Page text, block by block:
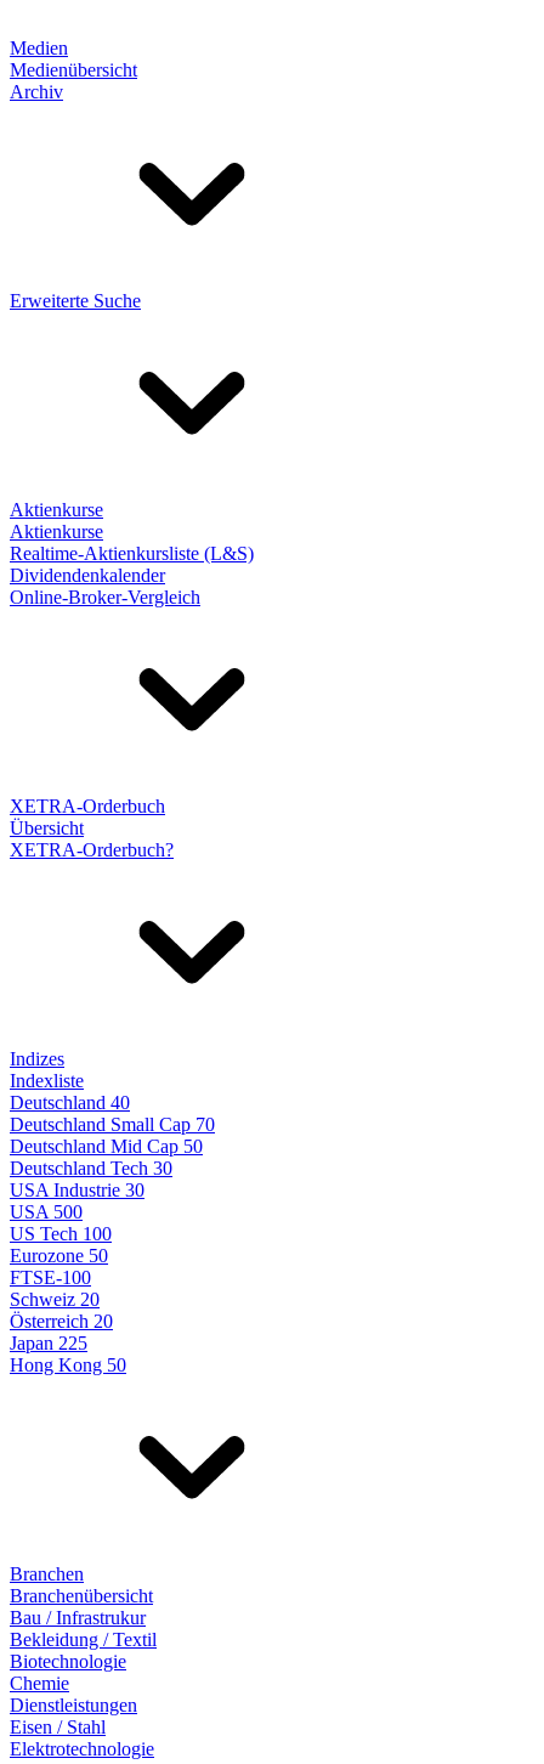
Medien
Medienübersicht
Archiv
Erweiterte Suche
Aktienkurse
Aktienkurse
Realtime-Aktienkursliste (L&S)
Dividendenkalender
Online-Broker-Vergleich
XETRA-Orderbuch
Übersicht
XETRA-Orderbuch?
Indizes
Indexliste
Deutschland 40
Deutschland Small Cap 70
Deutschland Mid Cap 50
Deutschland Tech 30
USA Industrie 30
USA 500
US Tech 100
Eurozone 50
FTSE-100
Schweiz 20
Österreich 20
Japan 225
Hong Kong 50
Branchen
Branchenübersicht
Bau / Infrastrukur
Bekleidung / Textil
Biotechnologie
Chemie
Dienstleistungen
Eisen / Stahl
Elektrotechnologie